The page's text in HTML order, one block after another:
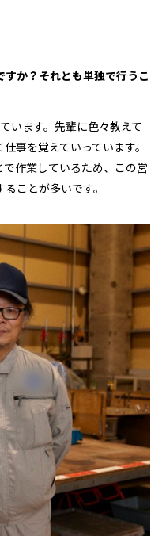
か？それとも単独で行うこ
います。先輩に色々教えて
事を覚えていっています。
作業しているため、この営
ことが多いです。